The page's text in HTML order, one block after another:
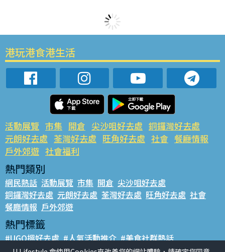
港玩港食港生活
活動展覽 市集 開倉 尖沙咀好去處 銅鑼灣好去處
元朗好去處 荃灣好去處 旺角好去處 社會 餐廳情報
戶外郊遊 社會福利
熱門類別
網民熱話 活動展覽 市集 開倉 尖沙咀好去處
銅鑼灣好去處 元朗好去處 荃灣好去處 旺角好去處 社會
餐廳情報 戶外郊遊
熱門標籤
#UGO搵好去處 #人氣活動推介 #美食社群熱話